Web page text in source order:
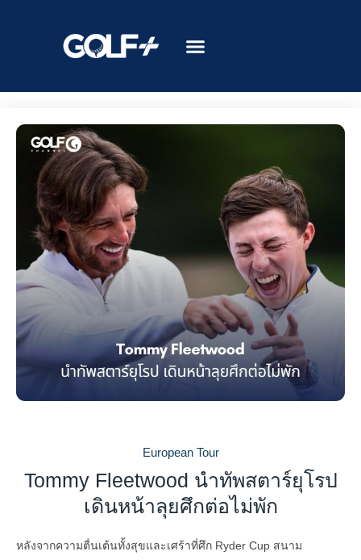
European Tour
Tommy Fleetwood นำทัพสตาร์ยุโรป
เดินหน้าลุยศึกต่อไม่พัก
หลังจากความตื่นเต้นทั้งสุขและเศร้าที่ศึก Ryder Cup สนาม